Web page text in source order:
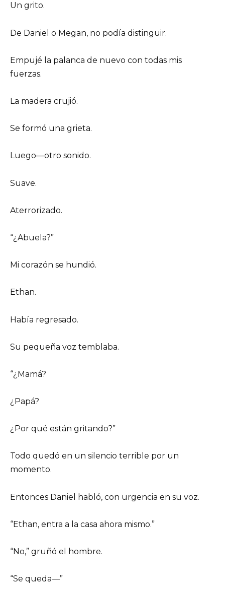
Un grito.
De Daniel o Megan, no podía distinguir.
Empujé la palanca de nuevo con todas mis
fuerzas.
La madera crujió.
Se formó una grieta.
Luego—otro sonido.
Suave.
Aterrorizado.
“¿Abuela?”
Mi corazón se hundió.
Ethan.
Había regresado.
Su pequeña voz temblaba.
“¿Mamá?
¿Papá?
¿Por qué están gritando?”
Todo quedó en un silencio terrible por un
momento.
Entonces Daniel habló, con urgencia en su voz.
“Ethan, entra a la casa ahora mismo.”
“No,” gruñó el hombre.
“Se queda—”